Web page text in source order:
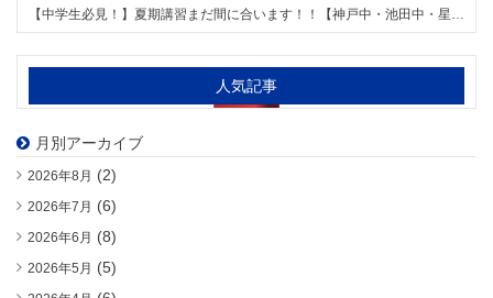
【中学生必見！】夏期講習まだ間に合います！！【神戸中・池田中・星和中・赤坂中・揖東中・大野中学区の個別指導塾 明海ゼミナール 神戸校】
人気記事
月別アーカイブ
2026年8月 (2)
2026年7月 (6)
2026年6月 (8)
2026年5月 (5)